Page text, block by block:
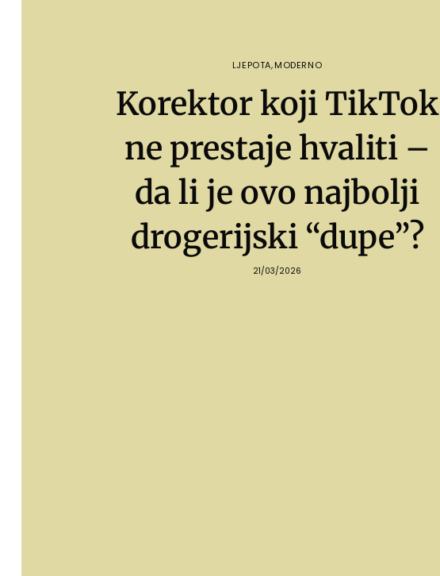
LJEPOTA,MODERNO
Korektor koji TikTok
ne prestaje hvaliti –
da li je ovo najbolji
drogerijski “dupe”?
21/03/2026